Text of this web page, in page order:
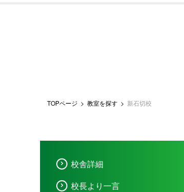
TOPページ 教室を探す 新石切校
校舎詳細
校長より一言